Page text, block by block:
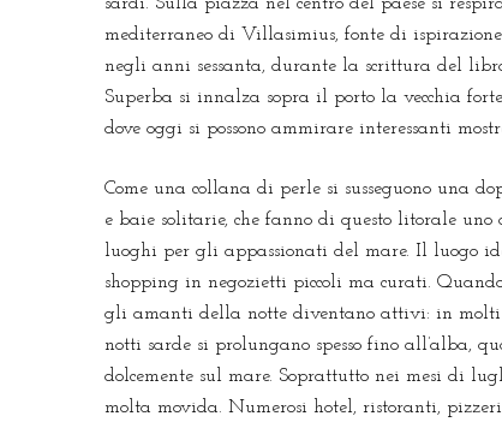
mediterraneo di Villasimius, fonte di
negli anni sessanta, durante la scrittura del libro
Superba si innalza sopra il porto la vecchia
dove oggi si possono ammirare interessanti
Come una collana di perle si susseguono una
e baie solitarie, che fanno di questo litorale
luoghi per gli appassionati del mare. Il luogo
shopping in negozietti piccoli ma curati.
gli amanti della notte diventano attivi: in molti
notti sarde si prolungano spesso fino all’alba,
dolcemente sul mare. Soprattutto nei mesi di
molta movida. Numerosi hotel, ristoranti,
Costa Rei